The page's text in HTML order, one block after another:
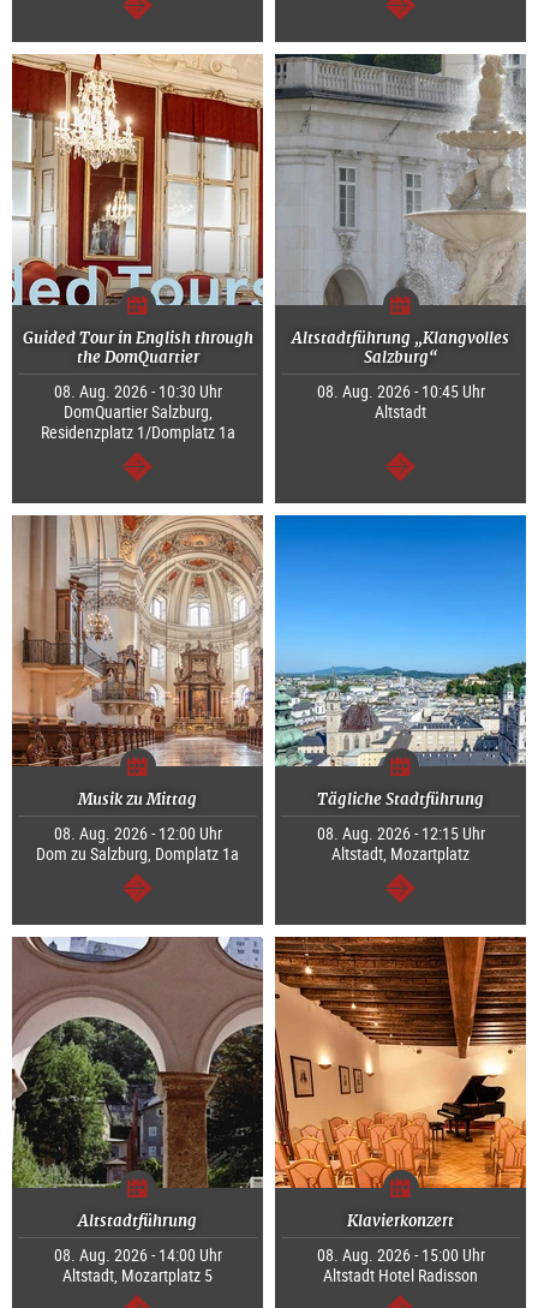
weiter weiter
Guided Tour in English through
the DomQuartier
08. Aug. 2026 - 10:30 Uhr
DomQuartier Salzburg,
Residenzplatz 1/Domplatz 1a
weiter
Altstadtführung „Klangvolles
Salzburg“
08. Aug. 2026 - 10:45 Uhr
Altstadt
weiter
Musik zu Mittag
08. Aug. 2026 - 12:00 Uhr
Dom zu Salzburg, Domplatz 1a
weiter
Tägliche Stadtführung
08. Aug. 2026 - 12:15 Uhr
Altstadt, Mozartplatz
weiter
Altstadtführung
08. Aug. 2026 - 14:00 Uhr
Altstadt, Mozartplatz 5
Klavierkonzert
08. Aug. 2026 - 15:00 Uhr
Altstadt Hotel Radisson